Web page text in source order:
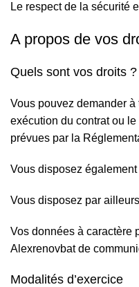
Le respect de la sécurité
A propos de vos
Quels sont vos droits ?
Vous pouvez demander
exécution du contrat ou
prévues par la
Vous disposez
Vous disposez par
Vos données à caractère
Alexrenovbat de
Modalités d’exercice